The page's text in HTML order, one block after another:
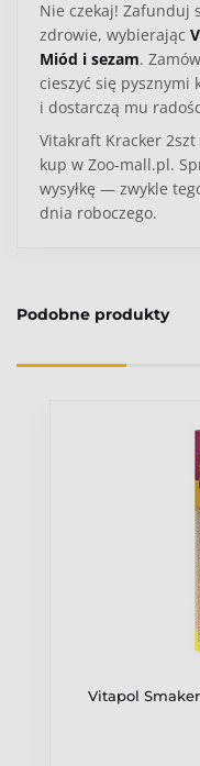
Nie czekaj! Zafunduj
zdrowie, wybierając
Miód i sezam.
cieszyć się pysznymi
i dostarczą mu
Vitakraft Kracker
kup w Zoo-mall.pl.
wysyłkę — zwykle
dnia roboczego.
Podobne produkty
Vitapol